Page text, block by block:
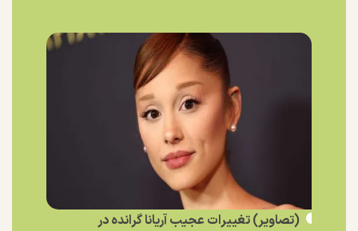
(تصاویر) تغییرات عجیب آریانا گرانده در